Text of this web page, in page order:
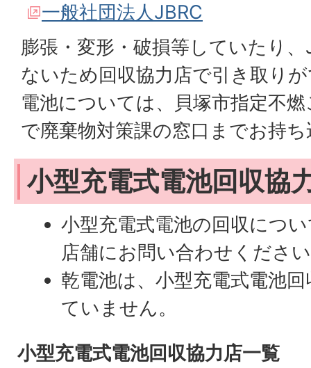
一般社団法人JBRC
膨張・変形・破損等していたり
ないため回収協力店で引き取り
電池については、貝塚市指定不
で廃棄物対策課の窓口までお持
小型充電式電池回収協
小型充電式電池の回収につ
店舗にお問い合わせくださ
乾電池は、小型充電式電池
ていません。
小型充電式電池回収協力店一覧